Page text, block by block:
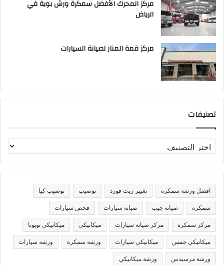
مركز المحرك الأفضل سمكرة ورش بوية في
الرياض
مركز قمة المنار لصيانة السيارات
تصنيفات
ص
ن
ف
ا
افضل ورشة سمكرة تغيير زيت فورد توضيب توضيب كيا
سمكرة صيانة جيب صيانة سيارات فحص سيارات
مركز سمكرة مركز صيانة سيارات ميكانيكي ميكانيكي تويوتا
ميكانيكي جمس ميكانيكي سيارات ورشة سمكرة ورشة سيارات
ورشة مرسيدس ورشة ميكانيكي